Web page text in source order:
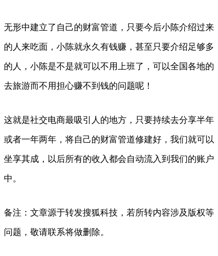
无形中建立了自己的财富管道，只要今后小陈介绍过来
的人来吃面，小陈就永久有钱赚，甚至只要介绍足够多
的人，小陈是不是就可以不用上班了，可以全国各地的
去旅游而不用担心赚不到钱的问题呢！
这就是社交电商最吸引人的地方，只要持续去分享半年
或者一年两年，将自己的财富管道修建好，我们就可以
坐享其成，以后所有的收入都会自动流入到我们的账户
中。
备注：文章源于转发搜狐科技，若所转内容涉及版权等
问题，敬请联系将做删除。